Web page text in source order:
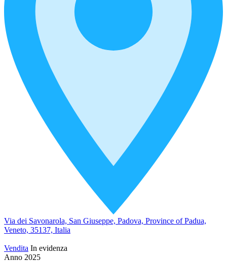
Via dei Savonarola, San Giuseppe, Padova, Province of Padua,
Veneto, 35137, Italia
Vendita In evidenza
Anno 2025